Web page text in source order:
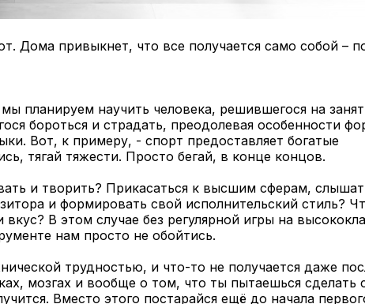
Дома привыкнет, что все получается само собой –
планируем научить человека, решившегося на
бороться и страдать, преодолевая особенности
Вот, к примеру, - спорт предоставляет богатые
тягай тяжести. Просто бегай, в конце концов.
и творить? Прикасаться к высшим сферам,
и формировать свой исполнительский стиль?
В этом случае без регулярной игры на
нам просто не обойтись.
трудностью, и что-то не получается даже
мозгах и вообще о том, что ты пытаешься сделать
Вместо этого постарайся ещё до начала